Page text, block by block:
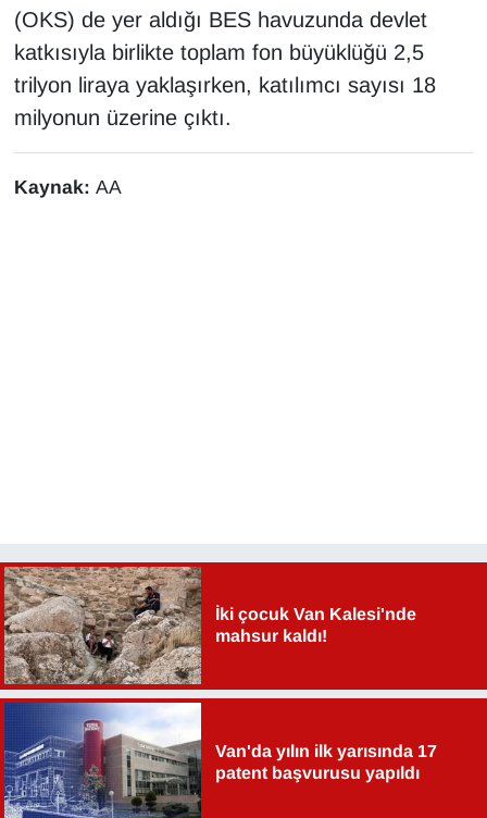
(OKS) de yer aldığı BES havuzunda devlet
katkısıyla birlikte toplam fon büyüklüğü 2,5
trilyon liraya yaklaşırken, katılımcı sayısı 18
milyonun üzerine çıktı.
Kaynak: AA
İki çocuk Van Kalesi'nde
mahsur kaldı!
Van'da yılın ilk yarısında 17
patent başvurusu yapıldı